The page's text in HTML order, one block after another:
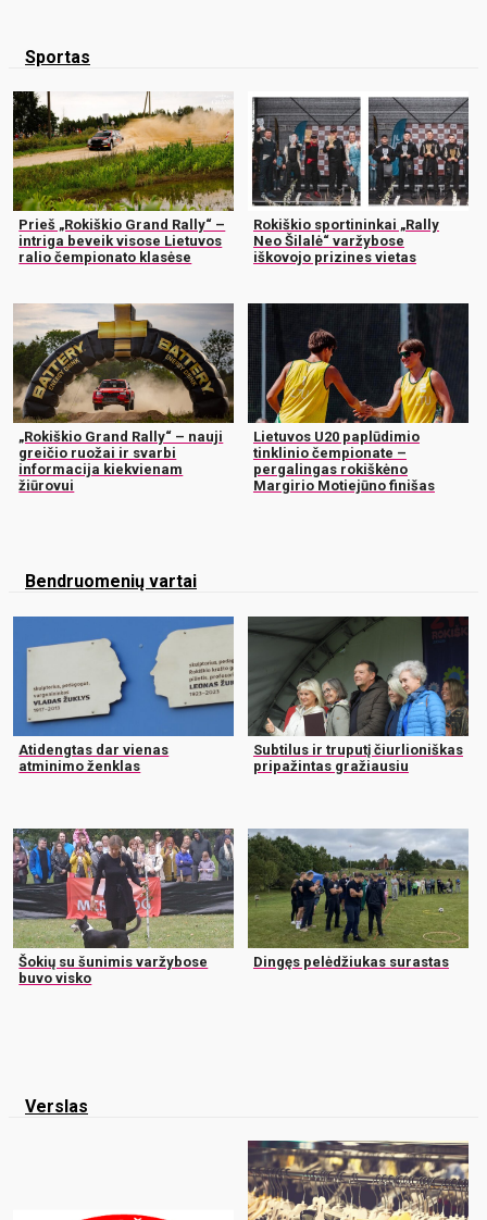
Sportas
Prieš „Rokiškio Grand Rally“ –
intriga beveik visose Lietuvos
ralio čempionato klasėse
Rokiškio sportininkai „Rally
Neo Šilalė“ varžybose
iškovojo prizines vietas
„Rokiškio Grand Rally“ – nauji
greičio ruožai ir svarbi
informacija kiekvienam
žiūrovui
Lietuvos U20 paplūdimio
tinklinio čempionate –
pergalingas rokiškėno
Margirio Motiejūno finišas
Bendruomenių vartai
Atidengtas dar vienas
atminimo ženklas
Subtilus ir truputį čiurlioniškas
pripažintas gražiausiu
Šokių su šunimis varžybose
buvo visko
Dingęs pelėdžiukas surastas
Verslas